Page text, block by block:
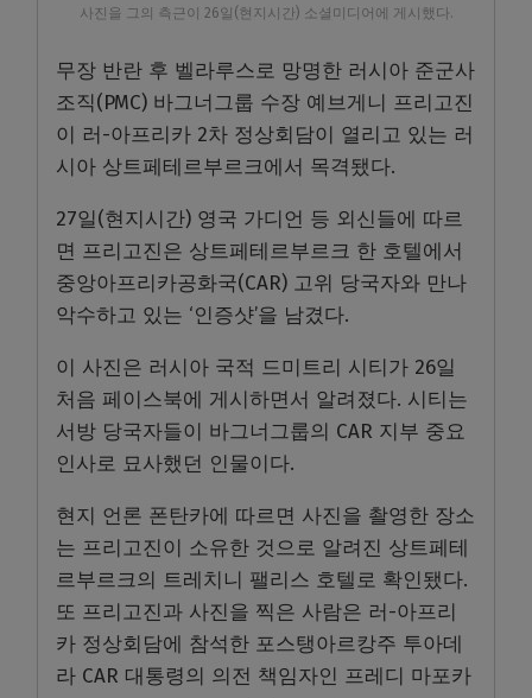
사진을 그의 측근이 26일(현지시간) 소셜미디어에 게시했다.
무장 반란 후 벨라루스로 망명한 러시아 준군사
조직(PMC) 바그너그룹 수장 예브게니 프리고진
이 러-아프리카 2차 정상회담이 열리고 있는 러
시아 상트페테르부르크에서 목격됐다.
27일(현지시간) 영국 가디언 등 외신들에 따르
면 프리고진은 상트페테르부르크 한 호텔에서
중앙아프리카공화국(CAR) 고위 당국자와 만나
악수하고 있는 ‘인증샷’을 남겼다.
이 사진은 러시아 국적 드미트리 시티가 26일
처음 페이스북에 게시하면서 알려졌다. 시티는
서방 당국자들이 바그너그룹의 CAR 지부 중요
인사로 묘사했던 인물이다.
현지 언론 폰탄카에 따르면 사진을 촬영한 장소
는 프리고진이 소유한 것으로 알려진 상트페테
르부르크의 트레치니 팰리스 호텔로 확인됐다.
또 프리고진과 사진을 찍은 사람은 러-아프리
카 정상회담에 참석한 포스탱아르캉주 투아데
라 CAR 대통령의 의전 책임자인 프레디 마포카